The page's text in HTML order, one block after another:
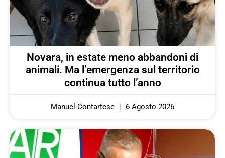
Novara, in estate meno abbandoni di
animali. Ma l’emergenza sul territorio
continua tutto l’anno
Manuel Contartese 6 Agosto 2026